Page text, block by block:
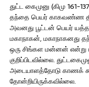
துட்ட கைமுனு (கிமு
தந்தை பெயர் காகவண்ண
அவனது பூட்டன் பெயர்
மகாநாகன், மகாநாகனது
ஒரு சிங்கள மன்னன் என்று
குறிப்பிடவில்லை.
அடையாளத்தோடு காணக்
தோன்றியிருக்கவில்லை.